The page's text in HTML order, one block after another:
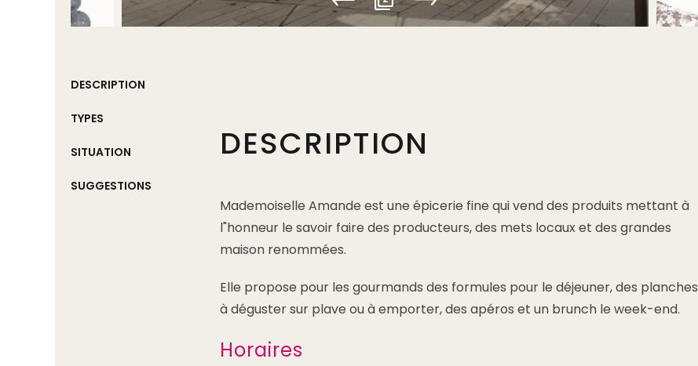
DESCRIPTION
TYPES
SITUATION
SUGGESTIONS
DESCRIPTION
Mademoiselle Amande est une épicerie fine qui vend des produits mettant à
l"honneur le savoir faire des producteurs, des mets locaux et des grandes
maison renommées.
Elle propose pour les gourmands des formules pour le déjeuner, des planches
à déguster sur plave ou à emporter, des apéros et un brunch le week-end.
Horaires